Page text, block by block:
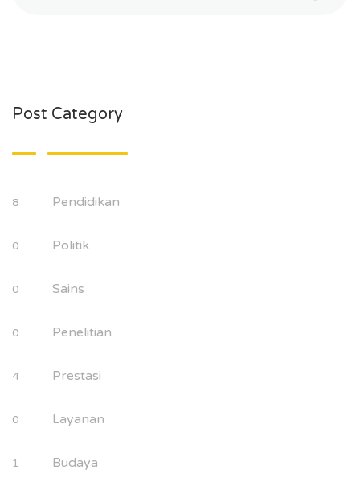
Post Category
8 Pendidikan
0 Politik
0 Sains
0 Penelitian
4 Prestasi
0 Layanan
1 Budaya